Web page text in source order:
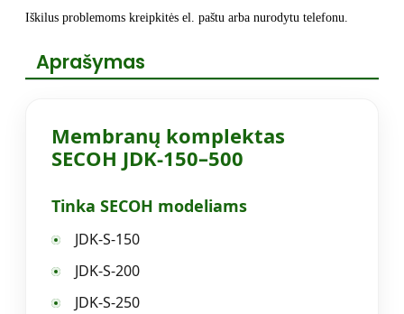
/
500W
Iškilus problemoms kreipkitės el. paštu arba nurodytu telefonu.
Aprašymas
Membranų komplektas
SECOH JDK-150–500
Tinka SECOH modeliams
JDK-S-150
JDK-S-200
JDK-S-250